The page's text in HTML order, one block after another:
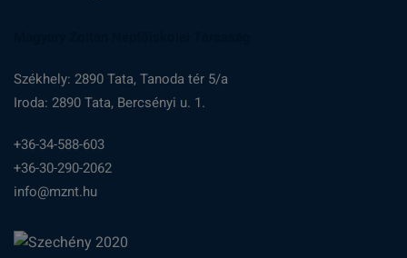
Székhely: 2890 Tata, Tanoda tér 5/a
Iroda: 2890 Tata, Bercsényi u. 1.
+36-34-588-603
+36-30-290-2062
info@mznt.hu